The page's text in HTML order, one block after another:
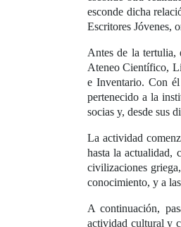
esconde dicha
Escritores Jóvenes,
Antes de la tertulia,
Ateneo Científico,
e Inventario. Con él
pertenecido a la
socias y, desde sus
La actividad
hasta la actualidad,
civilizaciones
conocimiento, y a
A continuación,
actividad cultural y